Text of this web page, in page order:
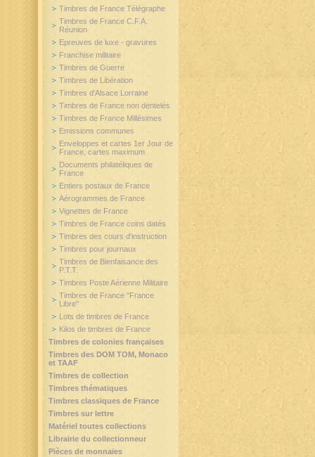
Timbres de France Télégraphe
Timbres de France C.F.A.
Réunion
Epreuves de luxe - gravures
Franchise militaire
Timbres de Guerre
Timbres de Libération
Timbres d'Alsace Lorraine
Timbres de France non dentelés
Timbres de France Millésimes
Emissions communes
Enveloppes et cartes 1er Jour de
France, cartes maximum
Documents philatéliques de
France
Entiers postaux de France
Aérogrammes de France
Vignettes de France
Timbres de France coins datés
Timbres des cours d'instruction
Timbres pour journaux
Timbres de Bienfaisance des
P.T.T.
Timbres Poste Aérienne Militaire
Timbres de France "France
Libre"
Lots de timbres de France
Kilos de timbres de France
Timbres de colonies françaises
Timbres des DOM TOM, Monaco
et TAAF
Timbres de collection
Timbres thématiques
Timbres classiques de France
Timbres sur lettre
Matériel toutes collections
Librairie du collectionneur
Pièces de monnaies